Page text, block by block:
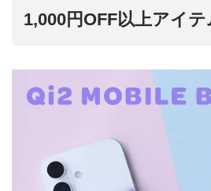
1,000円OFF以上アイ